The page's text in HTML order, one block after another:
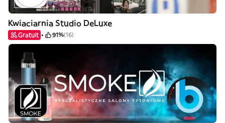
Kwiaciarnia Studio DeLuxe
Gratuit 91%(16)